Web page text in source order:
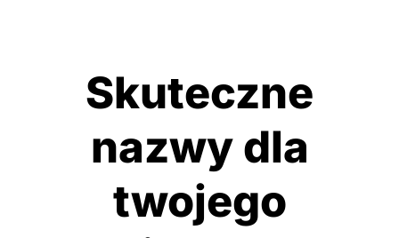
Skuteczne
nazwy dla
twojego